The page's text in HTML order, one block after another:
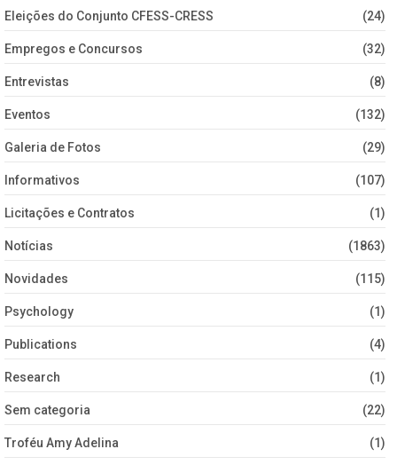
Eleições do Conjunto CFESS-CRESS (24)
Empregos e Concursos (32)
Entrevistas (8)
Eventos (132)
Galeria de Fotos (29)
Informativos (107)
Licitações e Contratos (1)
Notícias (1863)
Novidades (115)
Psychology (1)
Publications (4)
Research (1)
Sem categoria (22)
Troféu Amy Adelina (1)